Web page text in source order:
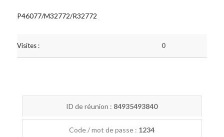
P46077/M32772/R32772
Visites : 0
ID de réunion : 84935493840
Code / mot de passe : 1234